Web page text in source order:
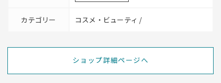
カテゴリー コスメ・ビューティ /
ショップ詳細ページへ